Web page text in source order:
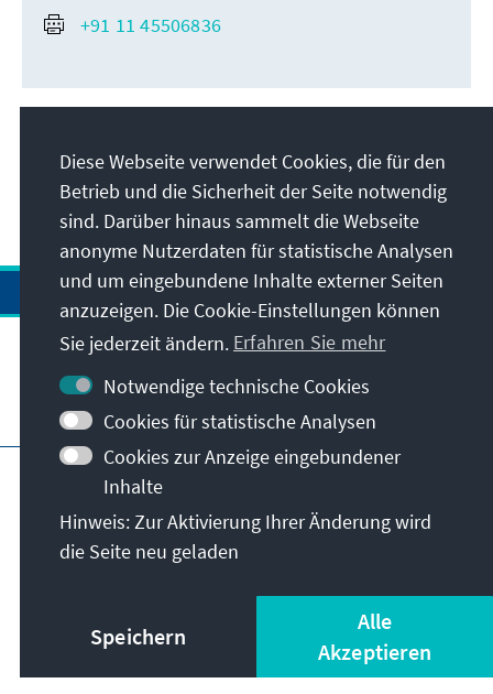
+91 11 45506836
Besuchen Sie auch
Impressum
Datenschutz
Nutzungsbedingungen
Erklärung zur Barrierefreiheit
Barriere melden
Istanbul Security Conference
© Konrad-Adenauer-Stiftung e.V. 2026
Diese Webseite verwendet Cookies, die für den
Betrieb und die Sicherheit der Seite notwendig
sind. Darüber hinaus sammelt die Webseite
anonyme Nutzerdaten für statistische Analysen
und um eingebundene Inhalte externer Seiten
anzuzeigen. Die Cookie-Einstellungen können
Sie jederzeit ändern. Erfahren Sie mehr
Notwendige technische Cookies
Cookies für statistische Analysen
Cookies zur Anzeige eingebundener
Inhalte
Hinweis: Zur Aktivierung Ihrer Änderung wird
die Seite neu geladen
Speichern
Alle
Akzeptieren